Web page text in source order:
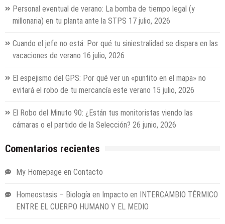
Personal eventual de verano: La bomba de tiempo legal (y
millonaria) en tu planta ante la STPS 17 julio, 2026
Cuando el jefe no está: Por qué tu siniestralidad se dispara en las
vacaciones de verano 16 julio, 2026
El espejismo del GPS: Por qué ver un «puntito en el mapa» no
evitará el robo de tu mercancía este verano 15 julio, 2026
El Robo del Minuto 90: ¿Están tus monitoristas viendo las
cámaras o el partido de la Selección? 26 junio, 2026
Comentarios recientes
My Homepage en Contacto
Homeostasis – Biología en Impacto en INTERCAMBIO TÉRMICO
ENTRE EL CUERPO HUMANO Y EL MEDIO